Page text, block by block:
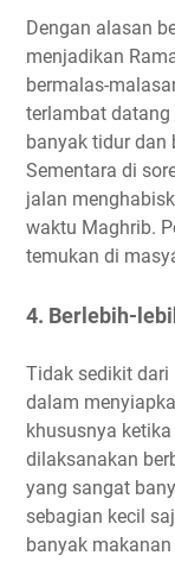
Dengan alasan
menjadikan
bermalas-
terlambat datang
banyak tidur dan
Sementara di
jalan
waktu Maghrib.
temukan di
4. Berlebih-
Tidak sedikit dari
dalam
khususnya
dilaksanakan
yang sangat
sebagian kecil
banyak